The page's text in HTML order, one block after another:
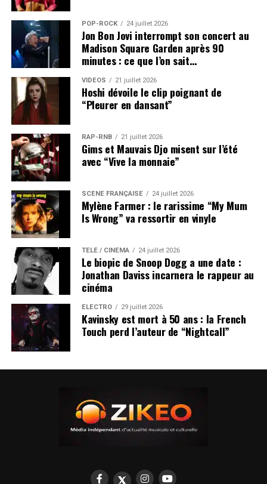
POP-ROCK 24 juillet 2026
Jon Bon Jovi interrompt son concert au
Madison Square Garden après 90
minutes : ce que l’on sait…
VIDEOS 21 juillet 2026
Hoshi dévoile le clip poignant de
“Pleurer en dansant”
RAP-RNB 21 juillet 2026
Gims et Mauvais Djo misent sur l’été
avec “Vive la monnaie”
SCÈNE FRANÇAISE 24 juillet 2026
Mylène Farmer : le rarissime “My Mum
Is Wrong” va ressortir en vinyle
TÉLÉ / CINÉMA 24 juillet 2026
Le biopic de Snoop Dogg a une date :
Jonathan Daviss incarnera le rappeur au
cinéma
ÉLECTRO 29 juillet 2026
Kavinsky est mort à 50 ans : la French
Touch perd l’auteur de “Nightcall”